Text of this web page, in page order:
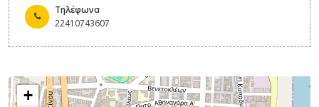
Τηλέφωνα
22410743607
+